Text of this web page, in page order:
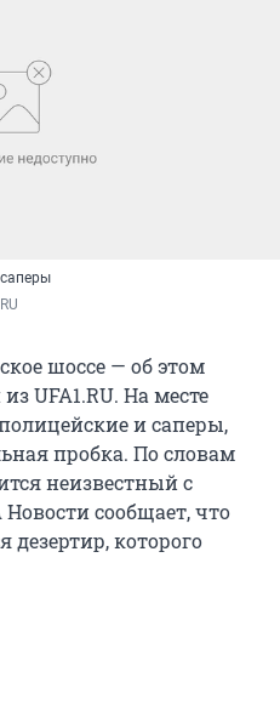
шоссе — об этом
UFA1.RU. На месте
и саперы,
пробка. По словам
неизвестный с
сообщает, что
которого